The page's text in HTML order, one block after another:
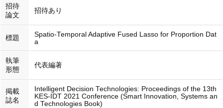
招待
論文
招待あり
標題
Spatio-Temporal Adaptive Fused Lasso for Proportion Dat
a
執筆
形態
代表編著
掲載
誌名
Intelligent Decision Technologies: Proceedings of the 13th
KES-IDT 2021 Conference (Smart Innovation, Systems an
d Technologies Book)